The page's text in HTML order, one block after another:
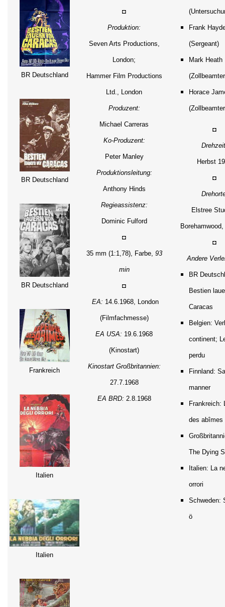
BR Deutschland
BR Deutschland
BR Deutschland
Frankreich
Italien
Italien
◘
Produktion:
Seven Arts Productions,
London;
Hammer Film Productions
Ltd., London
Produzent:
Michael Carreras
Ko-Produzent:
Peter Manley
Produktionsleitung:
Anthony Hinds
Regieassistenz:
Dominic Fulford
◘
35 mm (1:1,78), Farbe, 93
min
◘
EA: 14.6.1968, London
(Filmfachmesse)
EA USA: 19.6.1968
(Kinostart)
Kinostart Großbritannien:
27.7.1968
EA BRD: 2.8.1968
Frank
(Sergeant)
Mark Heath
Horace
◘
Herbst
◘
Elstree
◘
Andere
BR
Bestien
Caracas
Belgien:
continent;
perdu
Finnland:
manner
Frankreich:
des abîmes
The Dying
Italien: La
orrori
Schweden:
ö